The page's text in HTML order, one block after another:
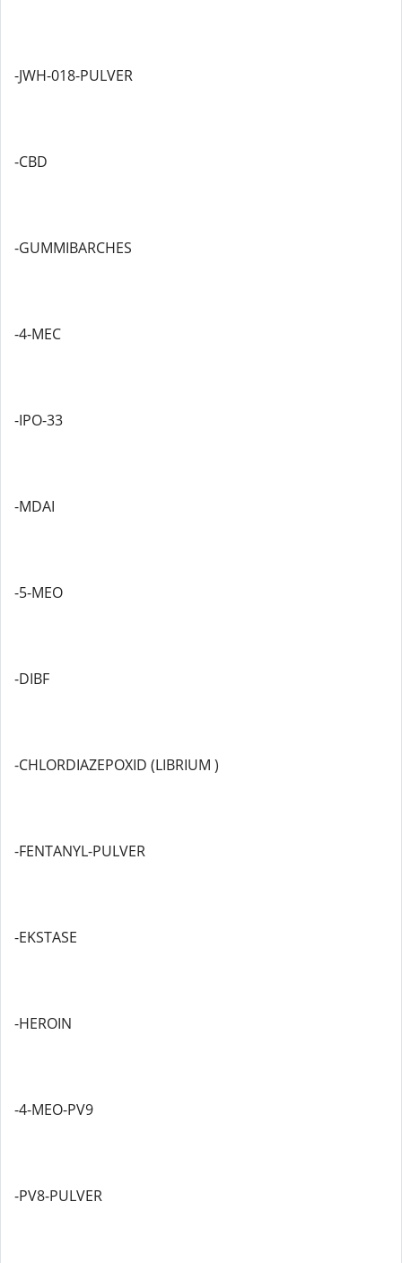
-JWH-018-PULVER
-CBD
-GUMMIBARCHES
-4-MEC
-IPO-33
-MDAI
-5-MEO
-DIBF
-CHLORDIAZEPOXID (LIBRIUM )
-FENTANYL-PULVER
-EKSTASE
-HEROIN
-4-MEO-PV9
-PV8-PULVER